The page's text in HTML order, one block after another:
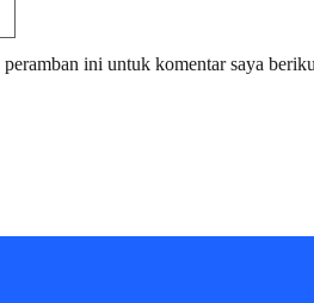
ini untuk komentar saya